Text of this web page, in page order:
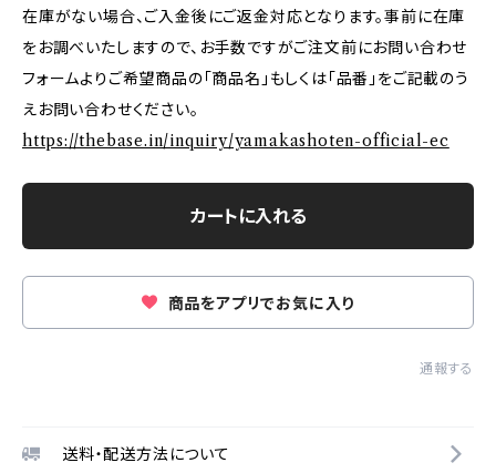
在庫がない場合、ご入金後にご返金対応となります。事前に在庫
をお調べいたしますので、お手数ですがご注文前にお問い合わせ
フォームよりご希望商品の「商品名」もしくは「品番」をご記載のう
えお問い合わせください。
https://thebase.in/inquiry/yamakashoten-official-ec
カートに入れる
商品をアプリでお気に入り
通報する
送料・配送方法について